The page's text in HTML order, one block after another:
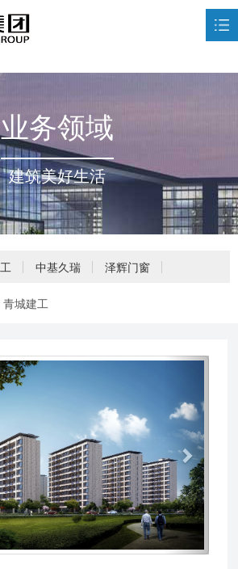
业务领域
建筑美好生活
中基久瑞 泽辉门窗
青城建工
Next